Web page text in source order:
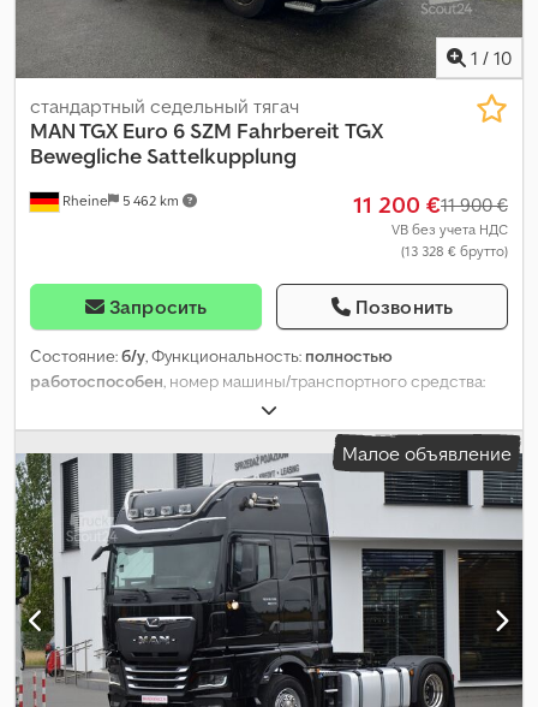
1 / 10
Rheine 5 462 km
стандартный седельный тягач
MAN TGX Euro 6 SZM Fahrbereit TGX
Bewegliche Sattelkupplung
11 200 €11 900 €
VB без учета НДС
(13 328 € брутто)
Запросить Позвонить
Состояние:б/у, Функциональность: полностью
работоспособен , номер машины/транспортного средства:
, пробег:881 320 км
регистрация:05/2016, тип топлива:дизель, топливо:дизель,
цвет:белый, кабина водителя:дневная кабина, общая длина:
5 995 мм
, общая высота:3 794 мм, Год выпуска:2016,
Малое объявление